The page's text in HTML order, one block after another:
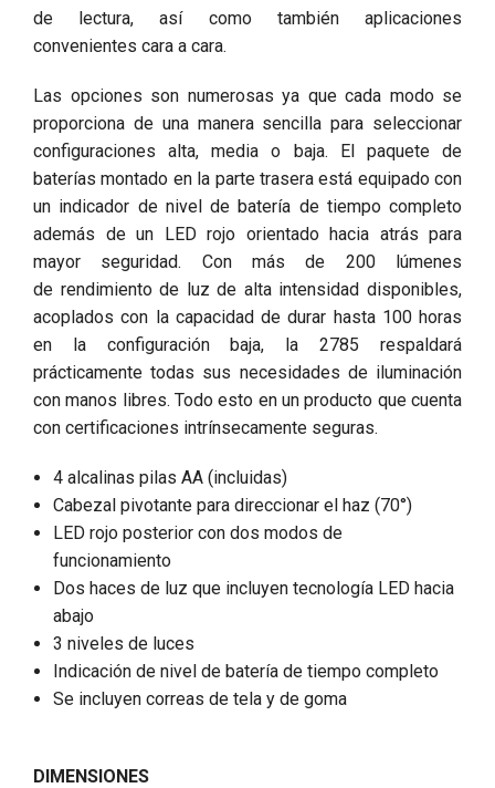
de lectura, así como también aplicaciones
convenientes cara a cara.
Las opciones son numerosas ya que cada modo se
proporciona de una manera sencilla para seleccionar
configuraciones alta, media o baja. El paquete de
baterías montado en la parte trasera está equipado con
un indicador de nivel de batería de tiempo completo
además de un LED rojo orientado hacia atrás para
mayor seguridad. Con más de 200 lúmenes
de rendimiento de luz de alta intensidad disponibles,
acoplados con la capacidad de durar hasta 100 horas
en la configuración baja, la 2785 respaldará
prácticamente todas sus necesidades de iluminación
con manos libres. Todo esto en un producto que cuenta
con certificaciones intrínsecamente seguras.
4 alcalinas pilas AA (incluidas)
Cabezal pivotante para direccionar el haz (70°)
LED rojo posterior con dos modos de
funcionamiento
Dos haces de luz que incluyen tecnología LED hacia
abajo
3 niveles de luces
Indicación de nivel de batería de tiempo completo
Se incluyen correas de tela y de goma
DIMENSIONES